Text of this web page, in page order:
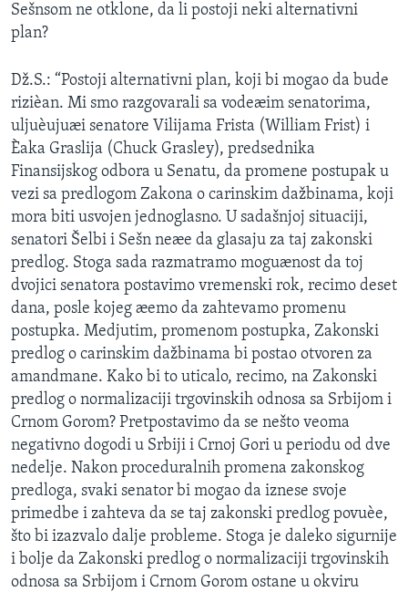
Sešnsom ne otklone, da li postoji neki alternativni
plan?
Dž.S.: “Postoji alternativni plan, koji bi mogao da bude
rizièan. Mi smo razgovarali sa vodeæim senatorima,
uljuèujuæi senatore Vilijama Frista (William Frist) i
Èaka Graslija (Chuck Grasley), predsednika
Finansijskog odbora u Senatu, da promene postupak u
vezi sa predlogom Zakona o carinskim dažbinama, koji
mora biti usvojen jednoglasno. U sadašnjoj situaciji,
senatori Šelbi i Sešn neæe da glasaju za taj zakonski
predlog. Stoga sada razmatramo moguænost da toj
dvojici senatora postavimo vremenski rok, recimo deset
dana, posle kojeg æemo da zahtevamo promenu
postupka. Medjutim, promenom postupka, Zakonski
predlog o carinskim dažbinama bi postao otvoren za
amandmane. Kako bi to uticalo, recimo, na Zakonski
predlog o normalizaciji trgovinskih odnosa sa Srbijom i
Crnom Gorom? Pretpostavimo da se nešto veoma
negativno dogodi u Srbiji i Crnoj Gori u periodu od dve
nedelje. Nakon proceduralnih promena zakonskog
predloga, svaki senator bi mogao da iznese svoje
primedbe i zahteva da se taj zakonski predlog povuèe,
što bi izazvalo dalje probleme. Stoga je daleko sigurnije
i bolje da Zakonski predlog o normalizaciji trgovinskih
odnosa sa Srbijom i Crnom Gorom ostane u okviru